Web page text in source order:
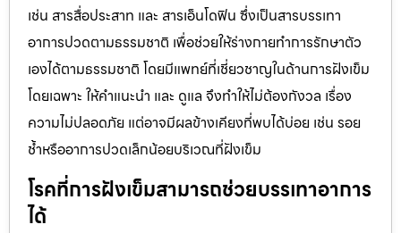
เช่น สารสื่อประสาท และ สารเอ็นโดฟิน ซึ่งเป็นสารบรรเทา
อาการปวดตามธรรมชาติ เพื่อช่วยให้ร่างกายทำการรักษาตัว
เองได้ตามธรรมชาติ โดยมีแพทย์ที่เชี่ยวชาญในด้านการฝังเข็ม
โดยเฉพาะ ให้คำแนะนำ และ ดูแล จึงทำให้ไม่ต้องกังวล เรื่อง
ความไม่ปลอดภัย แต่อาจมีผลข้างเคียงที่พบได้บ่อย เช่น รอย
ช้ำหรืออาการปวดเล็กน้อยบริเวณที่ฝังเข็ม
โรคที่การฝังเข็มสามารถช่วยบรรเทาอาการ
ได้